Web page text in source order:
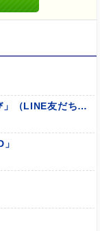
パン専門お取り寄せサイト「ぱん結び」（LINE友だち追加）